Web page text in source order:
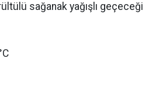
sağanak yağışlı geçeceği